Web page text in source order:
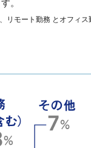
。
リモート勤務 とオフィス